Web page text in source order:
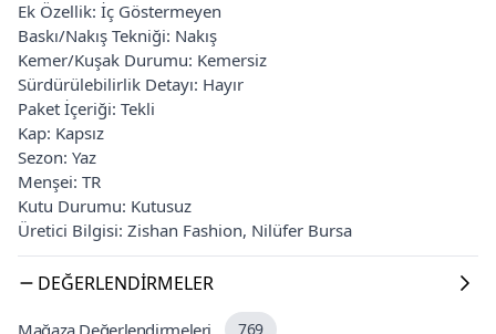
Ek Özellik: İç Göstermeyen
Baskı/Nakış Tekniği: Nakış
Kemer/Kuşak Durumu: Kemersiz
Sürdürülebilirlik Detayı: Hayır
Paket İçeriği: Tekli
Kap: Kapsız
Sezon: Yaz
Menşei: TR
Kutu Durumu: Kutusuz
Üretici Bilgisi: Zishan Fashion, Nilüfer Bursa
DEĞERLENDIRMELER
Mağaza Değerlendirmeleri 769